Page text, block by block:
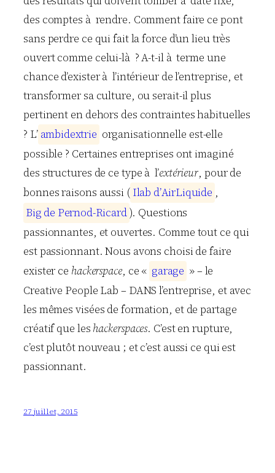
des comptes à rendre. Comment faire ce pont
sans perdre ce qui fait la force d’un lieu très
ouvert comme celui-là ? A-t-il à terme une
chance d’exister à l’intérieur de l’entreprise, et
transformer sa culture, ou serait-il plus
pertinent en dehors des contraintes habituelles
? L’ ambidextrie organisationnelle est-elle
possible ? Certaines entreprises ont imaginé
des structures de ce type à l’extérieur, pour de
bonnes raisons aussi ( Ilab d’AirLiquide ,
Big de Pernod-Ricard). Questions
passionnantes, et ouvertes. Comme tout ce qui
est passionnant. Nous avons choisi de faire
exister ce hackerspace, ce « garage » – le
Creative People Lab – DANS l’entreprise, et avec
les mêmes visées de formation, et de partage
créatif que les hackerspaces. C’est en rupture,
c’est plutôt nouveau ; et c’est aussi ce qui est
passionnant.
27 juillet, 2015